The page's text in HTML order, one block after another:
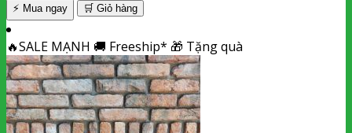
⚡ Mua ngay 🛒 Giỏ hàng
🔥SALE MẠNH 🚚 Freeship* 🎁 Tặng quà